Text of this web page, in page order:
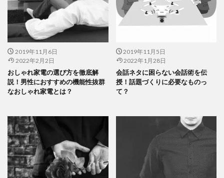
2019年11月6日
2022年2月2日
おしゃれ家電の選び方を徹底解
説！男性におすすめの機能性抜群
なおしゃれ家電とは？
2019年11月5日
2022年1月28日
会話ネタに困らない会話術を伝
授！話題づくりに必要なものっ
て？